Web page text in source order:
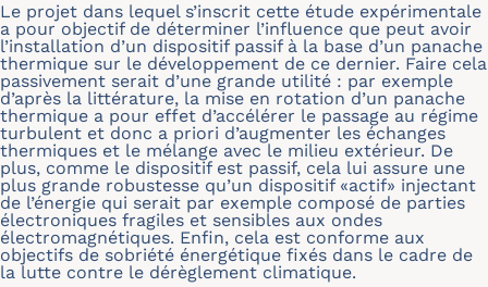
Le projet dans lequel s’inscrit cette étude expérimentale
a pour objectif de déterminer l’influence que peut avoir
l’installation d’un dispositif passif à la base d’un panache
thermique sur le développement de ce dernier. Faire cela
passivement serait d’une grande utilité : par exemple
d’après la littérature, la mise en rotation d’un panache
thermique a pour effet d’accélérer le passage au régime
turbulent et donc a priori d’augmenter les échanges
thermiques et le mélange avec le milieu extérieur. De
plus, comme le dispositif est passif, cela lui assure une
plus grande robustesse qu’un dispositif «actif» injectant
de l’énergie qui serait par exemple composé de parties
électroniques fragiles et sensibles aux ondes
électromagnétiques. Enfin, cela est conforme aux
objectifs de sobriété énergétique fixés dans le cadre de
la lutte contre le dérèglement climatique.